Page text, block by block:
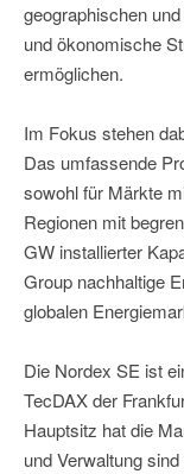
geographischen
und ökonomische
ermöglichen.
Im Fokus stehen
Das umfassende
sowohl für Märkte
Regionen mit
GW installierter
Group nachhaltige
globalen
Die Nordex SE ist
TecDAX der
Hauptsitz hat die
und Verwaltung